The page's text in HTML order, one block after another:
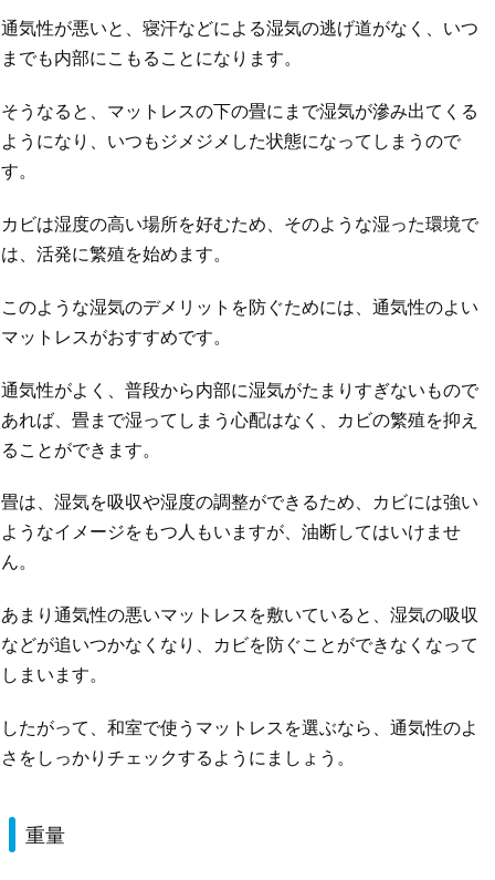
通気性が悪いと、寝汗などによる湿気の逃げ道がなく、いつ
までも内部にこもることになります。
そうなると、マットレスの下の畳にまで湿気が滲み出てくる
ようになり、いつもジメジメした状態になってしまうので
す。
カビは湿度の高い場所を好むため、そのような湿った環境で
は、活発に繁殖を始めます。
このような湿気のデメリットを防ぐためには、通気性のよい
マットレスがおすすめです。
通気性がよく、普段から内部に湿気がたまりすぎないもので
あれば、畳まで湿ってしまう心配はなく、カビの繁殖を抑え
ることができます。
畳は、湿気を吸収や湿度の調整ができるため、カビには強い
ようなイメージをもつ人もいますが、油断してはいけませ
ん。
あまり通気性の悪いマットレスを敷いていると、湿気の吸収
などが追いつかなくなり、カビを防ぐことができなくなって
しまいます。
したがって、和室で使うマットレスを選ぶなら、通気性のよ
さをしっかりチェックするようにましょう。
重量